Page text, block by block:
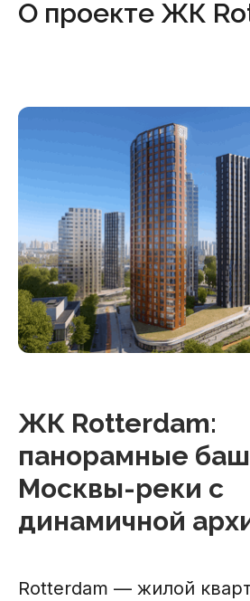
О проекте ЖК
ЖК Rotterdam:
панорамные
Москвы-реки с
динамичной
Rotterdam — жилой